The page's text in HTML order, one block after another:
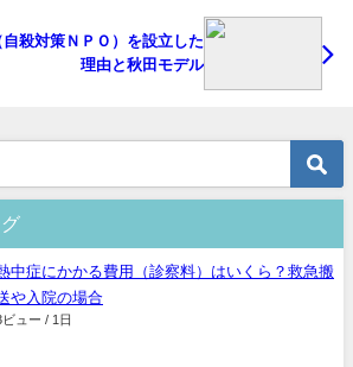
殺対策ＮＰＯ）を設立した
理由と秋田モデル
中症にかかる費用（診察料）はいくら？救急搬
や入院の場合
ビュー / 1日